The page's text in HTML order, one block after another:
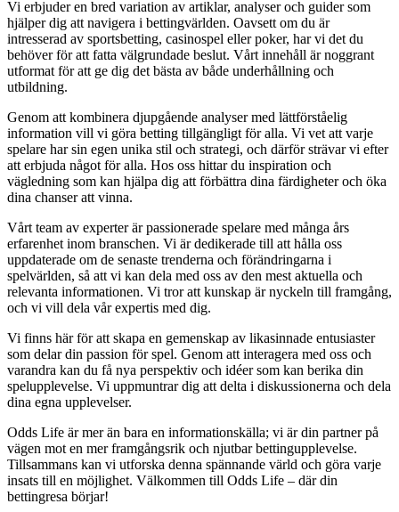
Vi erbjuder en bred variation av artiklar, analyser och guider som
hjälper dig att navigera i bettingvärlden. Oavsett om du är
intresserad av sportsbetting, casinospel eller poker, har vi det du
behöver för att fatta välgrundade beslut. Vårt innehåll är noggrant
utformat för att ge dig det bästa av både underhållning och
utbildning.
Genom att kombinera djupgående analyser med lättförståelig
information vill vi göra betting tillgängligt för alla. Vi vet att varje
spelare har sin egen unika stil och strategi, och därför strävar vi efter
att erbjuda något för alla. Hos oss hittar du inspiration och
vägledning som kan hjälpa dig att förbättra dina färdigheter och öka
dina chanser att vinna.
Vårt team av experter är passionerade spelare med många års
erfarenhet inom branschen. Vi är dedikerade till att hålla oss
uppdaterade om de senaste trenderna och förändringarna i
spelvärlden, så att vi kan dela med oss av den mest aktuella och
relevanta informationen. Vi tror att kunskap är nyckeln till framgång,
och vi vill dela vår expertis med dig.
Vi finns här för att skapa en gemenskap av likasinnade entusiaster
som delar din passion för spel. Genom att interagera med oss och
varandra kan du få nya perspektiv och idéer som kan berika din
spelupplevelse. Vi uppmuntrar dig att delta i diskussionerna och dela
dina egna upplevelser.
Odds Life är mer än bara en informationskälla; vi är din partner på
vägen mot en mer framgångsrik och njutbar bettingupplevelse.
Tillsammans kan vi utforska denna spännande värld och göra varje
insats till en möjlighet. Välkommen till Odds Life – där din
bettingresa börjar!